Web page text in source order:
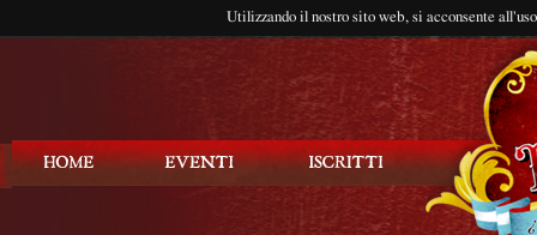
Utilizzando il nostro sito web, si acconsente